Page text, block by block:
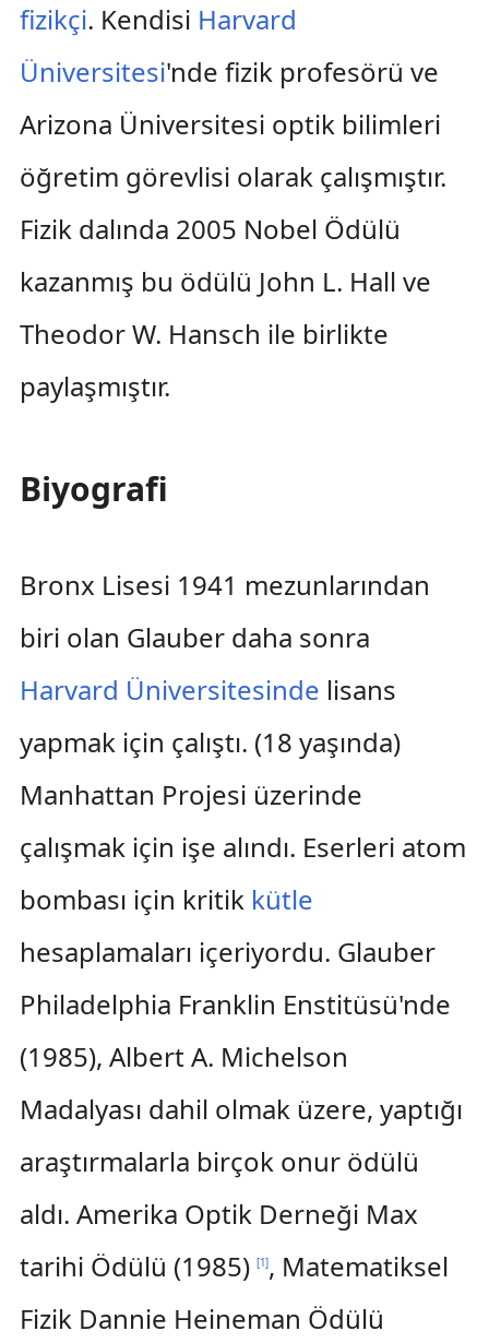
fizikçi. Kendisi Harvard
Üniversitesi'nde fizik profesörü ve
Arizona Üniversitesi optik bilimleri
öğretim görevlisi olarak çalışmıştır.
Fizik dalında 2005 Nobel Ödülü
kazanmış bu ödülü John L. Hall ve
Theodor W. Hansch ile birlikte
paylaşmıştır.
Biyografi
Bronx Lisesi 1941 mezunlarından
biri olan Glauber daha sonra
Harvard Üniversitesinde lisans
yapmak için çalıştı. (18 yaşında)
Manhattan Projesi üzerinde
çalışmak için işe alındı. Eserleri atom
bombası için kritik kütle
hesaplamaları içeriyordu. Glauber
Philadelphia Franklin Enstitüsü'nde
(1985), Albert A. Michelson
Madalyası dahil olmak üzere, yaptığı
araştırmalarla birçok onur ödülü
aldı. Amerika Optik Derneği Max
tarihi Ödülü (1985) [1], Matematiksel
Fizik Dannie Heineman Ödülü